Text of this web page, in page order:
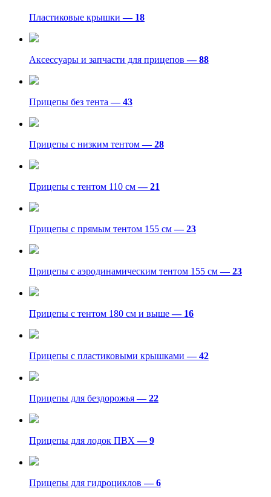
Пластиковые крышки— 18
Аксессуары и запчасти для прицепов— 88
Прицепы без тента— 43
Прицепы с низким тентом— 28
Прицепы с тентом 110 см— 21
Прицепы с прямым тентом 155 см— 23
Прицепы с аэродинамическим тентом 155 см— 23
Прицепы с тентом 180 см и выше— 16
Прицепы с пластиковыми крышками— 42
Прицепы для бездорожья— 22
Прицепы для лодок ПВХ— 9
Прицепы для гидроциклов— 6